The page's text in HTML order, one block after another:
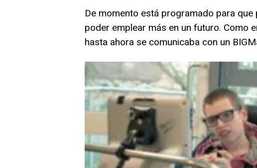
De momento está programado para
poder emplear más en un futuro. Como
hasta ahora se comunicaba con un